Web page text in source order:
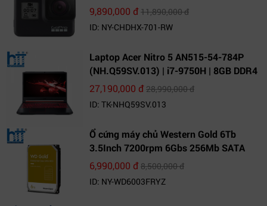
9,890,000 đ11,890,000 đ
ID: NY-CHDHX-701-RW
Laptop Acer Nitro 5 AN515-54-784P
(NH.Q59SV.013) | i7-9750H | 8GB DDR4
| 1TB HDD | GeForce GTX 1650 4GB |
27,190,000 đ28,990,000 đ
ID: TK-NHQ59SV.013
Ổ cứng máy chủ Western Gold 6Tb
3.5Inch 7200rpm 6Gbs 256Mb SATA
(WD6003FRYZ)
6,990,000 đ8,500,000 đ
ID: NY-WD6003FRYZ